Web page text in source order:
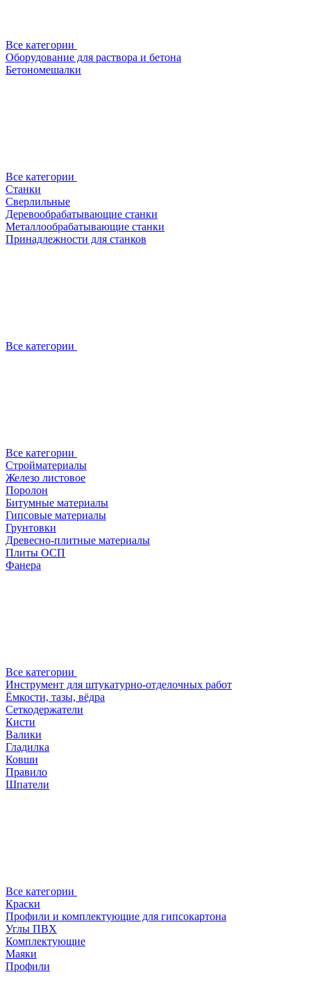
Все категории
Оборудование для раствора и бетона
Бетономешалки
Все категории
Станки
Сверлильные
Деревообрабатывающие станки
Металлообрабатывающие станки
Принадлежности для станков
Все категории
Все категории
Стройматериалы
Железо листовое
Поролон
Битумные материалы
Гипсовые материалы
Грунтовки
Древесно-плитные материалы
Плиты ОСП
Фанера
Все категории
Инструмент для штукатурно-отделочных работ
Ёмкости, тазы, вёдра
Сеткодержатели
Кисти
Валики
Гладилка
Ковши
Правило
Шпатели
Все категории
Краски
Профили и комплектующие для гипсокартона
Углы ПВХ
Комплектующие
Маяки
Профили